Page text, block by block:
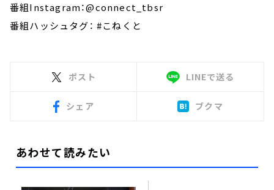
番組Instagram：@connect_tbsr
番組ハッシュタグ： #こねくと
ポスト LINEで送る
シェア ブクマ
あわせて読みたい